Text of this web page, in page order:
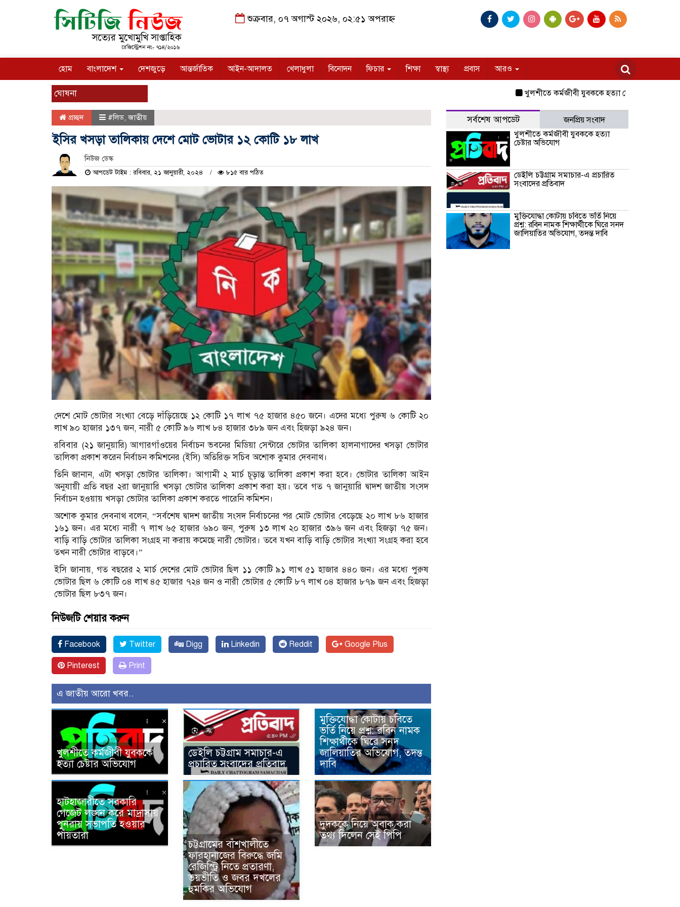
শুক্রবার, ০৭ অগাস্ট ২০২৬, ০২:৫১ অপরাহ্ন
হোম বাংলাদেশ দেশজুড়ে আন্তর্জাতিক আইন-আদালত খেলাধুলা বিনোদন ফিচার শিক্ষা স্বাস্থ্য প্রবাস আরও
ঘোষনা খুলশীতে কর্মজীবী যুবককে হত্যা চেষ্টার অভিযোগ
প্রচ্ছদ #লিড,জাতীয়
ইসির খসড়া তালিকায় দেশে মোট ভোটার ১২ কোটি ১৮ লাখ
নিউজ ডেস্ক
আপডেট টাইম : রবিবার, ২১ জানুয়ারী, ২০২৪ ৮১৫ বার পঠিত
দেশে মোট ভোটার সংখ্যা বেড়ে দাঁড়িয়েছে ১২ কোটি ১৭ লাখ ৭৫ হাজার ৪৫০ জনে। এদের মধ্যে পুরুষ ৬ কোটি ২০
লাখ ৯০ হাজার ১৩৭ জন, নারী ৫ কোটি ৯৬ লাখ ৮৪ হাজার ৩৮৯ জন এবং হিজড়া ৯২৪ জন।
রবিবার (২১ জানুয়ারি) আগারগাঁওয়ের নির্বাচন ভবনের মিডিয়া সেন্টারে ভোটার তালিকা হালনাগাদের খসড়া ভোটার
তালিকা প্রকাশ করেন নির্বাচন কমিশনের (ইসি) অতিরিক্ত সচিব অশোক কুমার দেবনাথ।
তিনি জানান, এটা খসড়া ভোটার তালিকা। আগামী ২ মার্চ চূড়ান্ত তালিকা প্রকাশ করা হবে। ভোটার তালিকা আইন
অনুযায়ী প্রতি বছর ২রা জানুয়ারি খসড়া ভোটার তালিকা প্রকাশ করা হয়। তবে গত ৭ জানুয়ারি দ্বাদশ জাতীয় সংসদ
নির্বাচন হওয়ায় খসড়া ভোটার তালিকা প্রকাশ করতে পারেনি কমিশন।
অশোক কুমার দেবনাথ বলেন, “সর্বশেষ দ্বাদশ জাতীয় সংসদ নির্বাচনের পর মোট ভোটার বেড়েছে ২০ লাখ ৮৬ হাজার
১৬১ জন। এর মধ্যে নারী ৭ লাখ ৬৫ হাজার ৬৯০ জন, পুরুষ ১৩ লাখ ২০ হাজার ৩৯৬ জন এবং হিজড়া ৭৫ জন।
বাড়ি বাড়ি ভোটার তালিকা সংগ্রহ না করায় কমেছে নারী ভোটার। তবে যখন বাড়ি বাড়ি ভোটার সংখ্যা সংগ্রহ করা হবে
তখন নারী ভোটার বাড়বে।”
ইসি জানায়, গত বছরের ২ মার্চ দেশের মোট ভোটার ছিল ১১ কোটি ৯১ লাখ ৫১ হাজার ৪৪০ জন। এর মধ্যে পুরুষ
ভোটার ছিল ৬ কোটি ০৪ লাখ ৪৫ হাজার ৭২৪ জন ও নারী ভোটার ৫ কোটি ৮৭ লাখ ০৪ হাজার ৮৭৯ জন এবং হিজড়া
ভোটার ছিল ৮৩৭ জন।
নিউজটি শেয়ার করুন
Facebook Twitter Digg Linkedin Reddit Google Plus
Pinterest Print
এ জাতীয় আরো খবর..
খুলশীতে কর্মজীবী যুবককে
হত্যা চেষ্টার অভিযোগ
ডেইলি চট্টগ্রাম সমাচার-এ
প্রচারিত সংবাদের প্রতিবাদ
মুক্তিযোদ্ধা কোটায় চবিতে
ভর্তি নিয়ে প্রশ্ন: রবিন নামক
শিক্ষার্থীকে ঘিরে সনদ
জালিয়াতির অভিযোগ, তদন্ত
দাবি
হাটহাজারীতে সরকারি
গেজেট লঙ্ঘন করে মাদ্রাসায়
পুনরায় সভাপতি হওয়ার
পাঁয়তারা
চট্টগ্রামের বাঁশখালীতে
ফারহানাজের বিরুদ্ধে জমি
রেজিস্ট্রি নিতে প্রতারণা,
ভয়ভীতি ও জবর দখলের
হুমকির অভিযোগ
দুদককে নিয়ে অবাক করা
তথ্য দিলেন সেই পিপি
সর্বশেষ আপডেট
জনপ্রিয় সংবাদ
খুলশীতে কর্মজীবী যুবককে হত্যা
চেষ্টার অভিযোগ
ডেইলি চট্টগ্রাম সমাচার-এ প্রচারিত
সংবাদের প্রতিবাদ
মুক্তিযোদ্ধা কোটায় চবিতে ভর্তি নিয়ে
প্রশ্ন: রবিন নামক শিক্ষার্থীকে ঘিরে সনদ
জালিয়াতির অভিযোগ, তদন্ত দাবি